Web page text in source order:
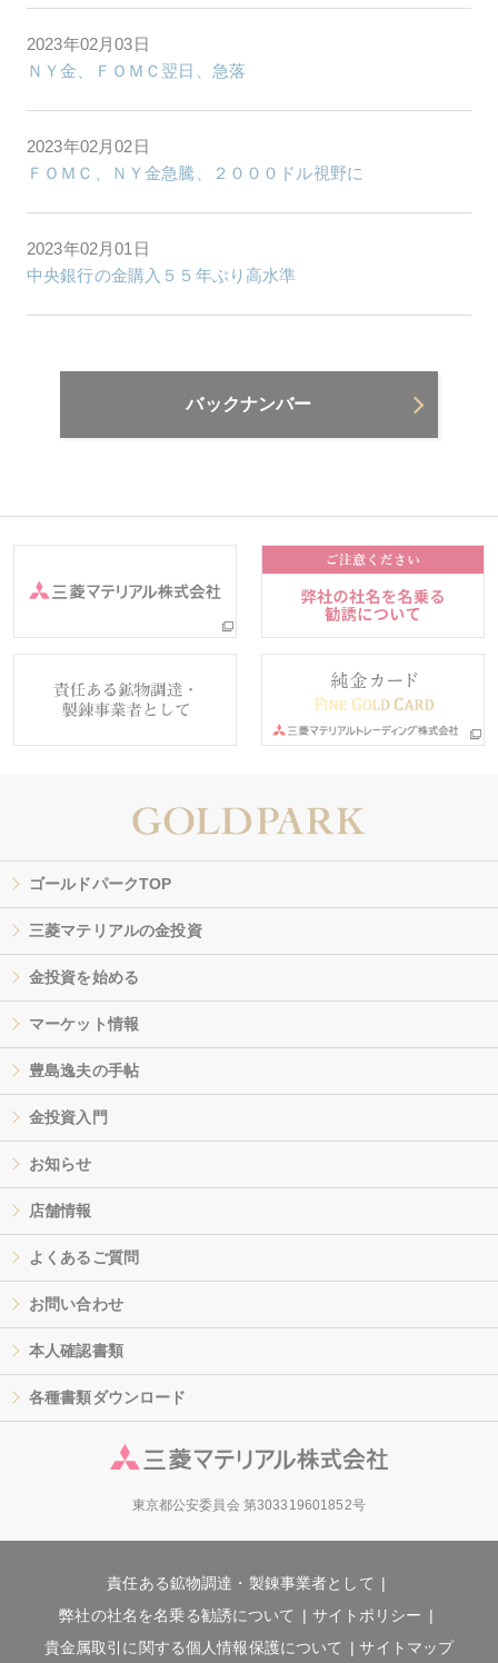
2023年02月03日
ＮＹ金、ＦＯＭＣ翌日、急落
2023年02月02日
ＦＯＭＣ、ＮＹ金急騰、２０００ドル視野に
2023年02月01日
中央銀行の金購入５５年ぶり高水準
バックナンバー
ゴールドパークTOP
三菱マテリアルの金投資
金投資を始める
マーケット情報
豊島逸夫の手帖
金投資入門
お知らせ
店舗情報
よくあるご質問
お問い合わせ
本人確認書類
各種書類ダウンロード
東京都公安委員会 第303319601852号
責任ある鉱物調達・製錬事業者として
弊社の社名を名乗る勧誘について
サイトポリシー
貴金属取引に関する個人情報保護について
サイトマップ